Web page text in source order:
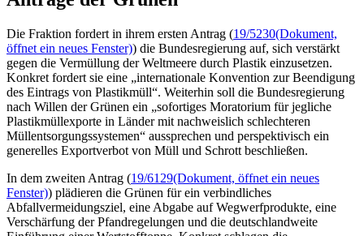
Die Fraktion fordert in ihrem ersten Antrag (19/5230(Dokument,
öffnet ein neues Fenster)) die Bundesregierung auf, sich verstärkt
gegen die Vermüllung der Weltmeere durch Plastik einzusetzen.
Konkret fordert sie eine „internationale Konvention zur Beendigung
des Eintrags von Plastikmüll“. Weiterhin soll die Bundesregierung
nach Willen der Grünen ein „sofortiges Moratorium für jegliche
Plastikmüllexporte in Länder mit nachweislich schlechteren
Müllentsorgungssystemen“ aussprechen und perspektivisch ein
generelles Exportverbot von Müll und Schrott beschließen.
In dem zweiten Antrag (19/6129(Dokument, öffnet ein neues
Fenster)) plädieren die Grünen für ein verbindliches
Abfallvermeidungsziel, eine Abgabe auf Wegwerfprodukte, eine
Verschärfung der Pfandregelungen und die deutschlandweite